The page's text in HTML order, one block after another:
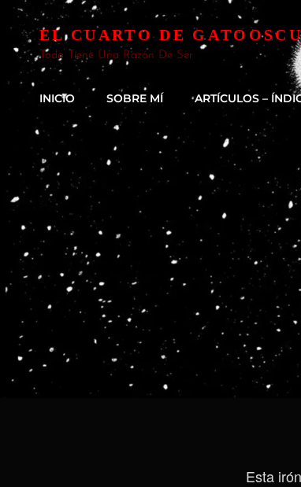
EL CUARTO DE
Todo Tiene Una Razón De Ser
INICIO SOBRE MÍ ARTÍCULOS –
Esta